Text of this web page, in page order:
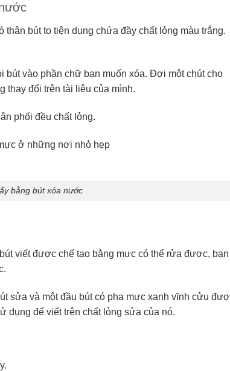
bút to tiện dụng chứa đầy chất lỏng màu trắng.
bút vào phần chữ bạn muốn xóa. Đợi một chút cho
thay đổi trên tài liệu của mình.
phối đều chất lỏng.
ở những nơi nhỏ hẹp
bằng bút xóa nước
viết được chế tạo bằng mực có thể rửa được,
sửa và một đầu bút có pha mực xanh vĩnh cửu
dụng để viết trên chất lỏng sửa của nó.